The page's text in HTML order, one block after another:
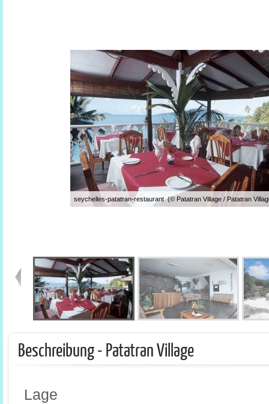
seychelles-patatran-restaurant (© Patatran Village / Patatran
Beschreibung - Patatran Village
Lage